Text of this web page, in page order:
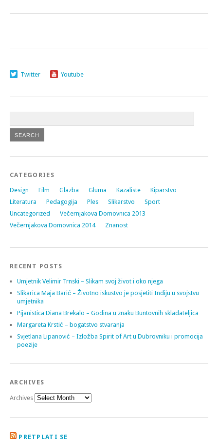
Twitter Youtube
CATEGORIES
Design Film Glazba Gluma Kazaliste
Kiparstvo
Literatura
Pedagogija Ples Slikarstvo
Sport
Uncategorized
Večernjakova Domovnica 2013
Večernjakova Domovnica 2014
Znanost
RECENT POSTS
Umjetnik Velimir Trnski – Slikam svoj život i oko njega
Slikarica Maja Barić – Životno iskustvo je posjetiti Indiju u svojstvu
umjetnika
Pijanistica Diana Brekalo – Godina u znaku Buntovnih skladateljica
Margareta Krstić – bogatstvo stvaranja
Svjetlana Lipanović – Izložba Spirit of Art u Dubrovniku i promocija
poezije
ARCHIVES
Archives
PRETPLATI SE